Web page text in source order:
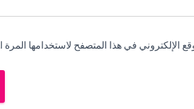
الإلكتروني في هذا المتصفح لاستخدامها المرة